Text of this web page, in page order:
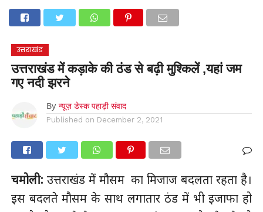
देहरादूननैनीताल
मनोरंजन
उत्तराखंड
उत्तराखंड में कड़ाके की ठंड से बढ़ी मुश्किलें ,यहां जम
गए नदी झरने
By न्यूज़ डेस्क पहाड़ी संवाद
Published on December 2, 2021
चमोली: उत्तराखंड में मौसम का मिजाज बदलता रहता है।
इस बदलते मौसम के साथ लगातार ठंड में भी इजाफा हो